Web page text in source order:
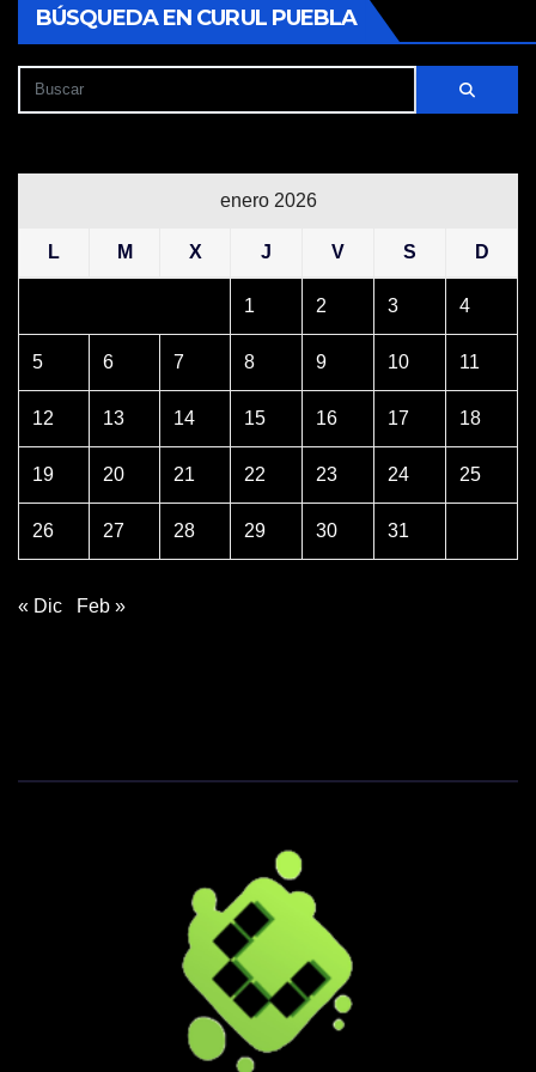
BÚSQUEDA EN CURUL PUEBLA
enero 2026
L M X J V S D
1 2 3 4
5 6 7 8 9 10 11
12 13 14 15 16 17 18
19 20 21 22 23 24 25
26 27 28 29 30 31
« Dic Feb »